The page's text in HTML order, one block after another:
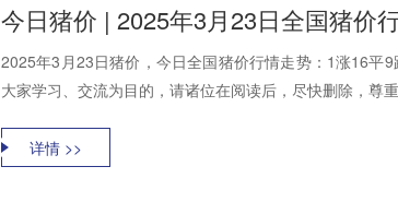
今日猪价 | 2025年3月23日全国猪价
2025年3月23日猪价，今日全国猪价行情走势：1涨16平
大家学习、交流为目的，请诸位在阅读后，尽快删除，尊
详情 >>